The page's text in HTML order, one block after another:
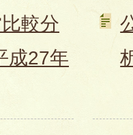
較分
成27年